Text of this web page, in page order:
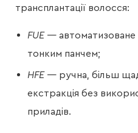
трансплантації волосся:
FUE— автоматизоване
тонким панчем;
HFE— ручна, більш
екстракція без
приладів.